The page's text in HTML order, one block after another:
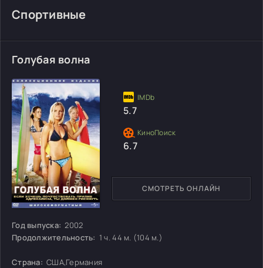
Спортивные
Голубая волна
Год выпуска: 2002
Продолжительность: 1 ч. 44 м. (104 м.)
Страна: США,Германия
СМОТРЕТЬ ОНЛАЙН
5.7
6.7